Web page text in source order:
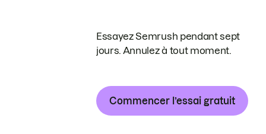
Essayez Semrush pendant sept
jours. Annulez à tout moment.
Commencer l’essai gratuit